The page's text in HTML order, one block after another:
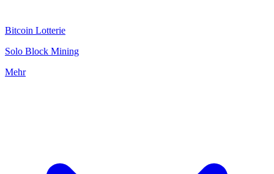
Bitcoin Lotterie
Solo Block Mining
Mehr